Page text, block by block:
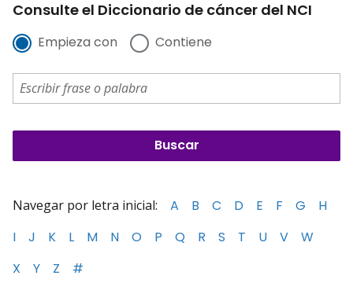
Consulte el Diccionario de cáncer del NCI
Empieza con Contiene
Navegar por letra inicial: A B C D E F G
H
I
J K L M N O P Q R S T U V
W
X
Y Z #